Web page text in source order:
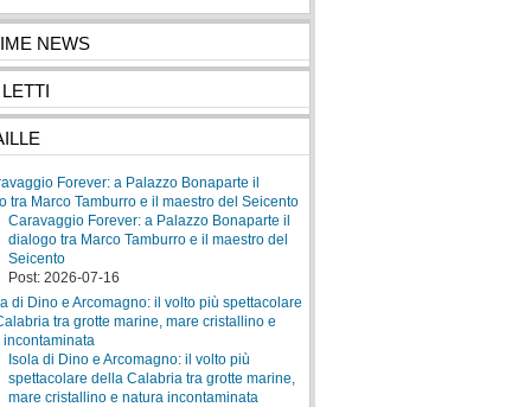
NEWS
Caravaggio Forever: a Palazzo Bonaparte il
dialogo tra Marco Tamburro e il maestro del
Seicento
Post: 2026-07-16
Isola di Dino e Arcomagno: il volto più
spettacolare della Calabria tra grotte marine,
mare cristallino e natura incontaminata